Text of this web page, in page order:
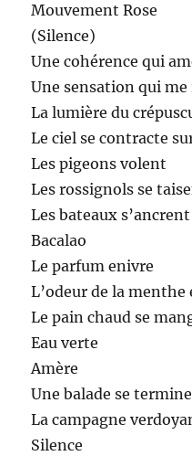
Mouvement Rose
(Silence)
Une cohérence qui
Une sensation qui
La lumière du
Le ciel se contracte
Les pigeons volent
Les rossignols se
Les bateaux s’ancrent
Bacalao
Le parfum enivre
L’odeur de la menthe
Le pain chaud se
Eau verte
Amère
Une balade se termine
La campagne
Silence